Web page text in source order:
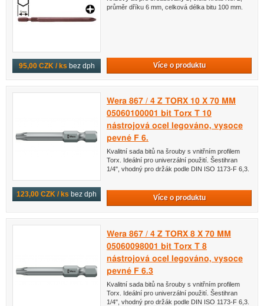
95,00 CZK / ks bez dph
průměr dříku 6 mm, celková délka bitu 100 mm.
Více o produktu
123,00 CZK / ks bez dph
Wera 867 / 4 Z TORX 10 X 70 MM
05060100001 bit Torx T 10
nástrojová ocel legováno, vysoce
pevné F 6.
Kvalitní sada bitů na šrouby s vnitřním profilem
Torx. Ideální pro univerzální použití. Šestihran
1/4", vhodný pro držák podle DIN ISO 1173-F 6,3.
Více o produktu
Wera 867 / 4 Z TORX 8 X 70 MM
05060098001 bit Torx T 8
nástrojová ocel legováno, vysoce
pevné F 6.3
Kvalitní sada bitů na šrouby s vnitřním profilem
Torx. Ideální pro univerzální použití. Šestihran
1/4", vhodný pro držák podle DIN ISO 1173-F 6,3.